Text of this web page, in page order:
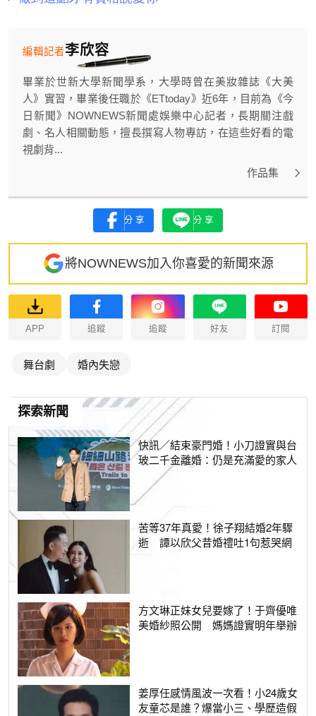
李欣容
編輯記者
畢業於世新大學新聞學系，大學時曾在美妝雜誌《大美
人》實習，畢業後任職於《ETtoday》近6年，目前為《今
日新聞》NOWNEWS新聞處娛樂中心記者，長期關注戲
劇、名人相關動態，擅長撰寫人物專訪，在這些好看的電
視劇背...
作品集
分享 分享
將NOWNEWS加入你喜愛的新聞來源
APP 追蹤 追蹤 好友 訂閱
舞台劇 婚內失戀
探索新聞
快訊／結束豪門婚！小刀證實與台
玻二千金離婚：仍是充滿愛的家人
苦等37年真愛！徐子翔結婚2年驟
逝 譚以欣父昔婚禮吐1句惹哭網
方文琳正妹女兒要嫁了！于齊優唯
美婚紗照公開 媽媽證實明年舉辦
姜厚任感情風波一次看！小24歲女
友童芯是誰？爆當小三、學歷造假